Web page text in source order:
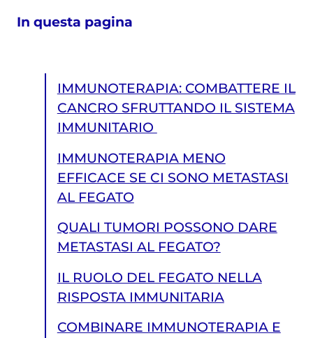
In questa pagina
IMMUNOTERAPIA: COMBATTERE IL
CANCRO SFRUTTANDO IL SISTEMA
IMMUNITARIO
IMMUNOTERAPIA MENO
EFFICACE SE CI SONO METASTASI
AL FEGATO
QUALI TUMORI POSSONO DARE
METASTASI AL FEGATO?
IL RUOLO DEL FEGATO NELLA
RISPOSTA IMMUNITARIA
COMBINARE IMMUNOTERAPIA E